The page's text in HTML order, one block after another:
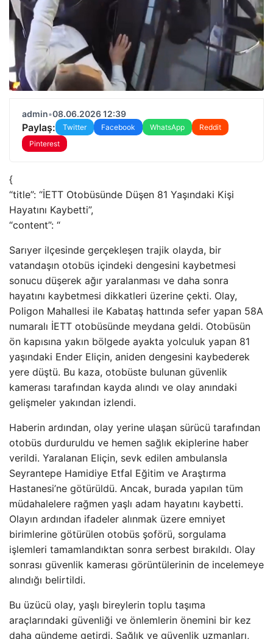
admin•08.06.2026 12:39
Paylaş: Twitter Facebook WhatsApp
Reddit
Pinterest
{
“title”: “İETT Otobüsünde Düşen 81 Yaşındaki Kişi
Hayatını Kaybetti”,
“content”: “
Sarıyer ilçesinde gerçekleşen trajik olayda, bir
vatandaşın otobüs içindeki dengesini kaybetmesi
sonucu düşerek ağır yaralanması ve daha sonra
hayatını kaybetmesi dikkatleri üzerine çekti. Olay,
Poligon Mahallesi ile Kabataş hattında sefer yapan 58A
numaralı İETT otobüsünde meydana geldi. Otobüsün
ön kapısına yakın bölgede ayakta yolculuk yapan 81
yaşındaki Ender Eliçin, aniden dengesini kaybederek
yere düştü. Bu kaza, otobüste bulunan güvenlik
kamerası tarafından kayda alındı ve olay anındaki
gelişmeler yakından izlendi.
Haberin ardından, olay yerine ulaşan sürücü tarafından
otobüs durduruldu ve hemen sağlık ekiplerine haber
verildi. Yaralanan Eliçin, sevk edilen ambulansla
Seyrantepe Hamidiye Etfal Eğitim ve Araştırma
Hastanesi’ne götürüldü. Ancak, burada yapılan tüm
müdahalelere rağmen yaşlı adam hayatını kaybetti.
Olayın ardından ifadeler alınmak üzere emniyet
birimlerine götürülen otobüs şoförü, sorgulama
işlemleri tamamlandıktan sonra serbest bırakıldı. Olay
sonrası güvenlik kamerası görüntülerinin de incelemeye
alındığı belirtildi.
Bu üzücü olay, yaşlı bireylerin toplu taşıma
araçlarındaki güvenliği ve önlemlerin önemini bir kez
daha gündeme getirdi. Sağlık ve güvenlik uzmanları,